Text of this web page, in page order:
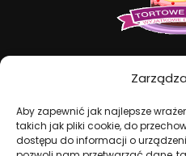
Aby zapewnić jak najlepsze
takich jak pliki cookie, do
dostępu do informacji o
Dekoracje na torty i
KONTAKT I DANE FIRMOWE
+48 511 246 275